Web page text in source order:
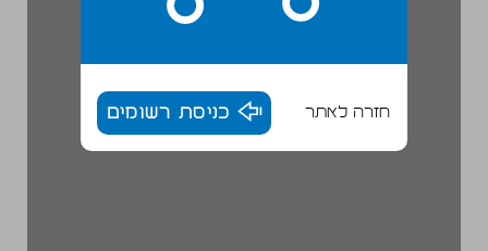
חזרה לאתר כניסת רשומים